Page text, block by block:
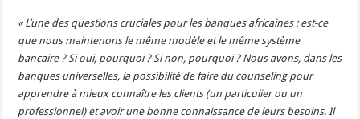
« L’une des questions cruciales pour les banques africaines : est-ce
que nous maintenons le même modèle et le même système
bancaire ? Si oui, pourquoi ? Si non, pourquoi ? Nous avons, dans les
banques universelles, la possibilité de faire du counseling pour
apprendre à mieux connaître les clients (un particulier ou un
professionnel) et avoir une bonne connaissance de leurs besoins. Il